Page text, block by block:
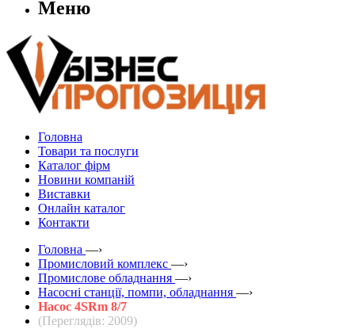
Меню
Головна
Товари та послуги
Каталог фірм
Новини компаній
Виставки
Онлайн каталог
Контакти
Головна —›
Промисловий комплекс —›
Промислове обладнання —›
Насосні станції, помпи, обладнання —›
Насос 4SRm 8/7
(Переглядів: 2009)